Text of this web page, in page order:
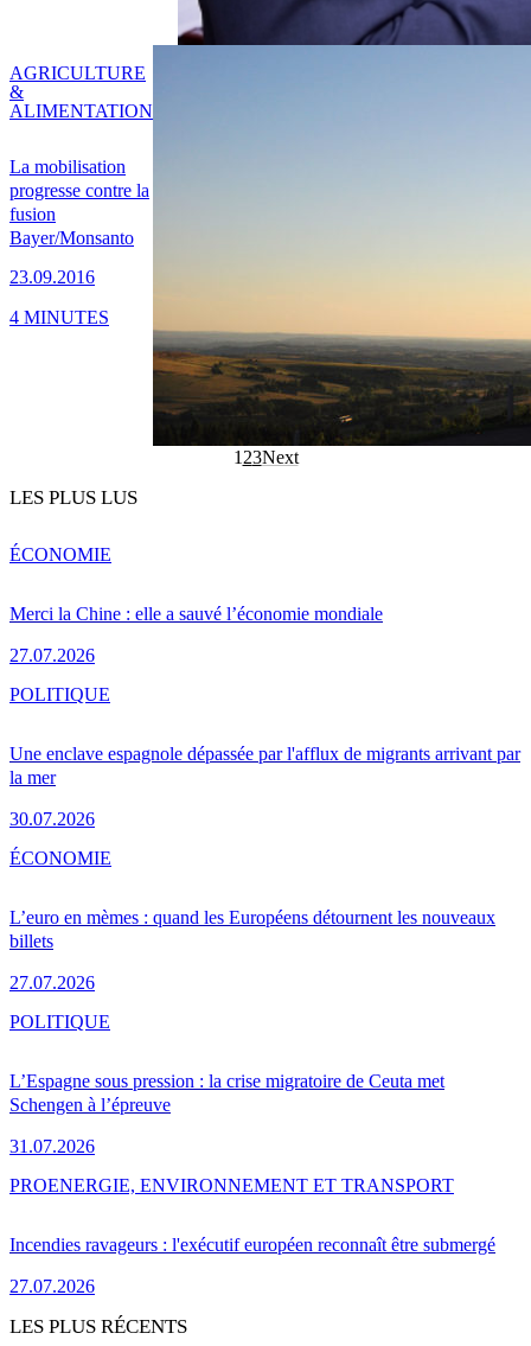
La mobilisation
progresse contre la
fusion
Bayer/Monsanto
23.09.2016
AGRICULTURE
&
ALIMENTATION
4 MINUTES
1 23Next
LES PLUS LUS
Merci la Chine : elle a sauvé l’économie mondiale
27.07.2026
ÉCONOMIE
Une enclave espagnole dépassée par l'afflux de migrants arrivant par
la mer
30.07.2026
POLITIQUE
L’euro en mèmes : quand les Européens détournent les nouveaux
billets
27.07.2026
ÉCONOMIE
L’Espagne sous pression : la crise migratoire de Ceuta met
Schengen à l’épreuve
31.07.2026
POLITIQUE
Incendies ravageurs : l'exécutif européen reconnaît être submergé
27.07.2026
PROENERGIE, ENVIRONNEMENT ET TRANSPORT
LES PLUS RÉCENTS